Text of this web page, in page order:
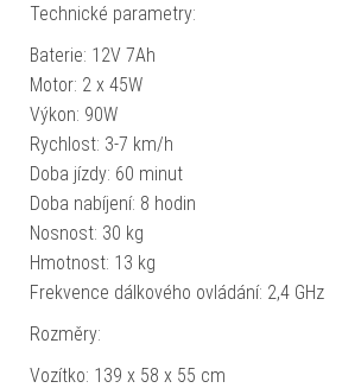
Technické parametry:
Baterie: 12V 7Ah
Motor: 2 x 45W
Výkon: 90W
Rychlost: 3-7 km/h
Doba jízdy: 60 minut
Doba nabíjení: 8 hodin
Nosnost: 30 kg
Hmotnost: 13 kg
Frekvence dálkového ovládání: 2,4 GHz
Rozměry:
Vozítko: 139 x 58 x 55 cm